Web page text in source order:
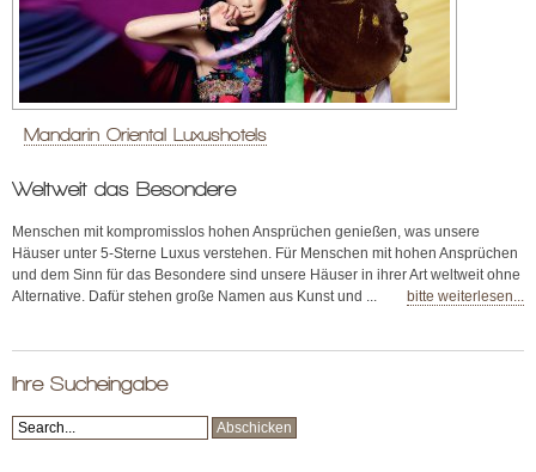
Mandarin Oriental Luxushotels
Weltweit das Besondere
Menschen mit kompromisslos hohen Ansprüchen genießen, was unsere
Häuser unter 5-Sterne Luxus verstehen. Für Menschen mit hohen Ansprüchen
und dem Sinn für das Besondere sind unsere Häuser in ihrer Art weltweit ohne
Alternative. Dafür stehen große Namen aus Kunst und ...
bitte weiterlesen...
Ihre Sucheingabe